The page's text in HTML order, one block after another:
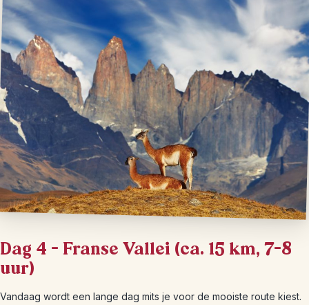
Dag 4 – Franse Vallei (ca. 15 km, 7–8
uur)
Vandaag wordt een lange dag mits je voor de mooiste route kiest.